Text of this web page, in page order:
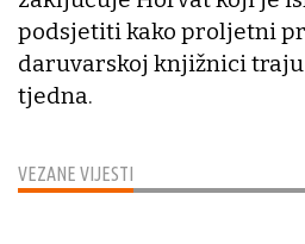
VEZANE VIJESTI
podsjetiti kako proljetni
daruvarskoj knjižnici traju
tjedna.